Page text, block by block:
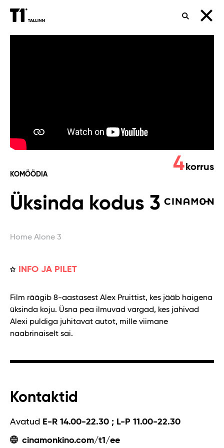
OTSING
KOMÖÖDIA
Üksinda kodus 3
Home Alone 3
INFO JA PILET
4 korrus
Film räägib 8-aastasest Alex Pruittist, kes jääb haigena
üksinda koju. Üsna pea ilmuvad vargad, kes jahivad
Alexi puldiga juhitavat autot, mille viimane
naabrinaiselt sai.
Kontaktid
Avatud E-R 14.00-22.30 ; L-P 11.00-22.30
cinamonkino.com/t1/ee